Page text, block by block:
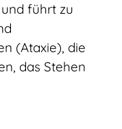
führt zu
(Ataxie), die
das Stehen